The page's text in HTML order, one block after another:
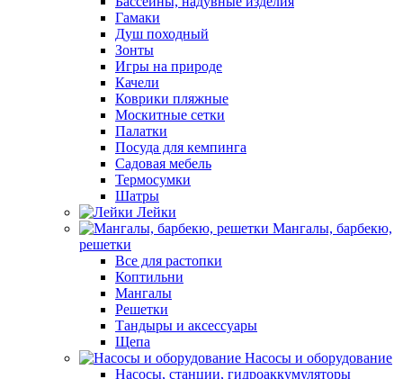
Гамаки
Душ походный
Зонты
Игры на природе
Качели
Коврики пляжные
Москитные сетки
Палатки
Посуда для кемпинга
Садовая мебель
Термосумки
Шатры
Лейки
Мангалы, барбекю,
решетки
Все для растопки
Коптильни
Мангалы
Решетки
Тандыры и аксессуары
Щепа
Насосы и оборудование
Насосы, станции, гидроаккумуляторы